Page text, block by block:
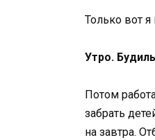
Только вот я
Утро.
Потом
забрать
на завтра.